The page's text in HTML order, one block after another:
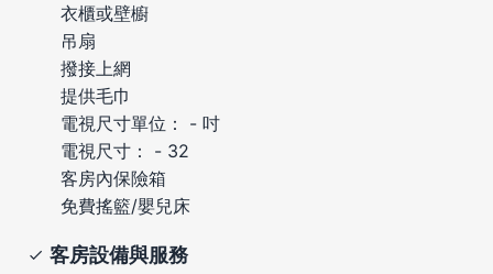
衣櫃或壁櫥
吊扇
撥接上網
提供毛巾
電視尺寸單位： - 吋
電視尺寸： - 32
客房內保險箱
免費搖籃/嬰兒床
客房設備與服務